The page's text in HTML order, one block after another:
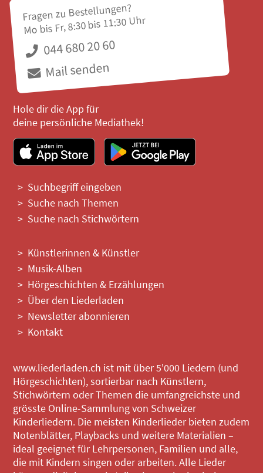
Fragen zu Bestellungen?
Mo bis Fr, 8:30 bis 11:30 Uhr
044 680 20 60
Mail senden
Hole dir die App für
deine persönliche Mediathek!
Suchbegriff eingeben
Suche nach Themen
Suche nach Stichwörtern
Künstlerinnen & Künstler
Musik-Alben
Hörgeschichten & Erzählungen
Über den Liederladen
Newsletter abonnieren
Kontakt
www.liederladen.ch ist mit über 5'000 Liedern (und
Hörgeschichten), sortierbar nach Künstlern,
Stichwörtern oder Themen die umfangreichste und
grösste Online-Sammlung von Schweizer
Kinderliedern. Die meisten Kinderlieder bieten zudem
Notenblätter, Playbacks und weitere Materialien –
ideal geeignet für Lehrpersonen, Familien und alle,
die mit Kindern singen oder arbeiten. Alle Lieder